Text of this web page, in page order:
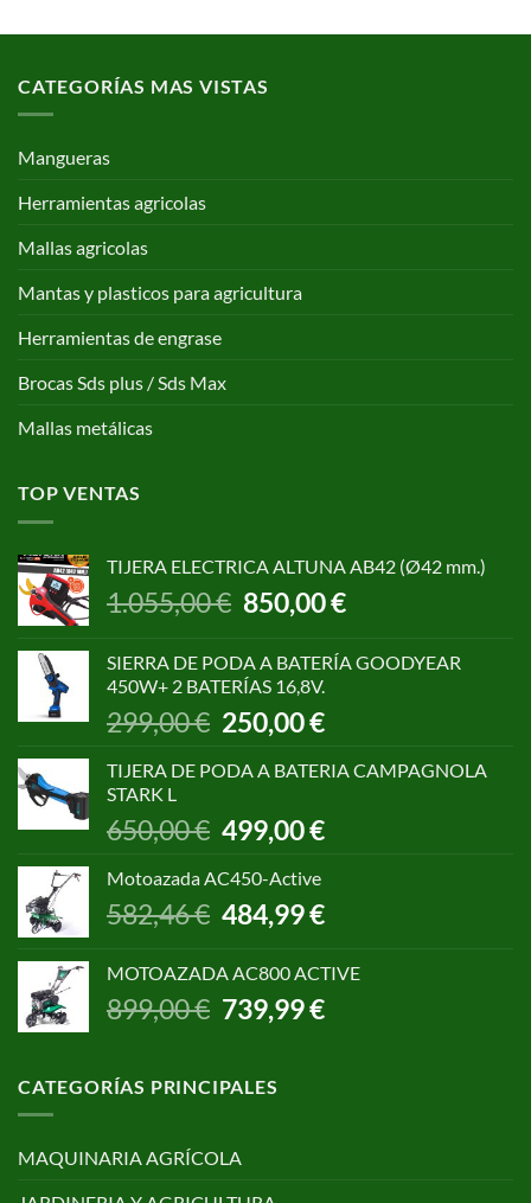
CATEGORÍAS MAS VISTAS
Mangueras
Herramientas agricolas
Mallas agricolas
Mantas y plasticos para agricultura
Herramientas de engrase
Brocas Sds plus / Sds Max
Mallas metálicas
TOP VENTAS
TIJERA ELECTRICA ALTUNA AB42 (Ø42 mm.)
1.055,00€ El
precio
era:
1.055,00 €.
850,00€El
precio
es:
SIERRA DE PODA A BATERÍA GOODYEAR
450W+ 2 BATERÍAS 16,8V.
299,00€ El
precio
original
299,00 €.
250,00€El
precio
actual
250,00 €.
TIJERA DE PODA A BATERIA CAMPAGNOLA
STARK L
650,00€
El
precio
original
650,00 €.
499,00€El
precio
499,00 €.
Motoazada AC450-Active
582,46€
El
precio
era:
582,46 €.
484,99€El
precio
es:
484,99 €.
MOTOAZADA AC800 ACTIVE
899,00€ El
precio
era:
899,00 €.
739,99€El
precio
CATEGORÍAS PRINCIPALES
MAQUINARIA AGRÍCOLA